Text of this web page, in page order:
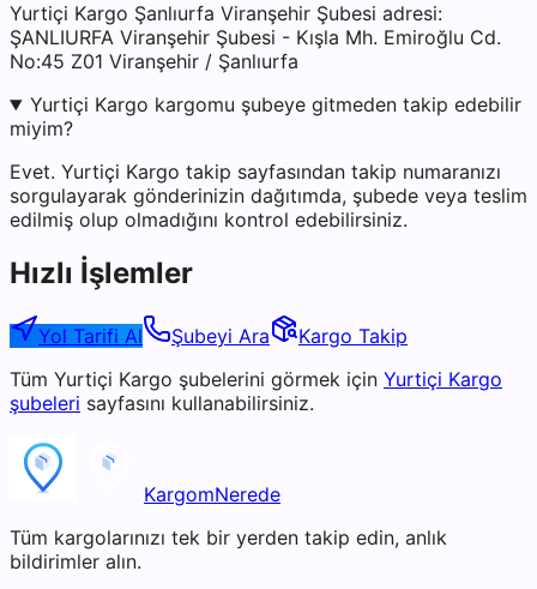
Yurtiçi Kargo Şanlıurfa Viranşehir Şubesi adresi:
ŞANLIURFA Viranşehir Şubesi - Kışla Mh. Emiroğlu Cd.
No:45 Z01 Viranşehir / Şanlıurfa
Yurtiçi Kargo kargomu şubeye gitmeden takip edebilir
miyim?
Evet. Yurtiçi Kargo takip sayfasından takip numaranızı
sorgulayarak gönderinizin dağıtımda, şubede veya teslim
edilmiş olup olmadığını kontrol edebilirsiniz.
Hızlı İşlemler
Yol Tarifi Al Şubeyi Ara
Kargo Takip
Tüm Yurtiçi Kargo şubelerini görmek için Yurtiçi Kargo
şubeleri sayfasını kullanabilirsiniz.
KargomNerede
Tüm kargolarınızı tek bir yerden takip edin, anlık
bildirimler alın.